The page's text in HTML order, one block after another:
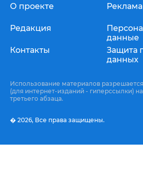
О проекте
Редакция
Контакты
Реклама
данные
Защита
данных
Использование материалов
(для интернет-изданий - гиперссылки)
третьего абзаца.
� 2026, Все права защищены.